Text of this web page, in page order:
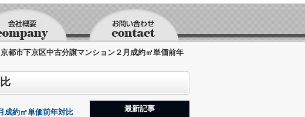
京都市下京区中古分譲マンション２月成約㎡単価前年
成約㎡単価前年対比
最新記事